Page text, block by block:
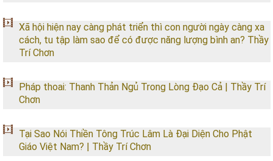
Xã hội hiện nay càng phát triển thì con người ngày càng xa
cách, tu tập làm sao để có được năng lượng bình an? Thầy
Trí Chơn
Pháp thoai: Thanh Thản Ngủ Trong Lòng Đạo Cả | Thầy Trí
Chơn
Tại Sao Nói Thiền Tông Trúc Lâm Là Đại Diện Cho Phật
Giáo Việt Nam? | Thầy Trí Chơn